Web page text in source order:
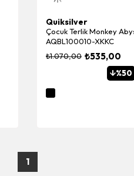
Quiksilver
Çocuk Terlik Monkey
AQBL100010-XKKC
₺535,00
₺1.070,00
%50
1